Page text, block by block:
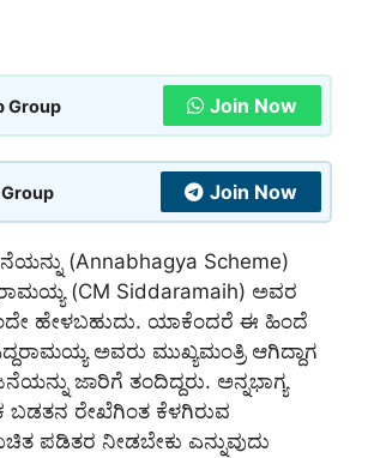
Group Join Now
Join Now
(Annabhagya Scheme)
(CM Siddaramaih) ಅವರ
ಹೇಳಬಹುದು. ಯಾಕೆಂದರೆ ಈ ಹಿಂದೆ
ಅವರು ಮುಖ್ಯಮಂತ್ರಿ ಆಗಿದ್ದಾಗ
ಜಾರಿಗೆ ತಂದಿದ್ದರು. ಅನ್ನಭಾಗ್ಯ
ರೇಖೆಗಿಂತ ಕೆಳಗಿರುವ
ಪಡಿತರ ನೀಡಬೇಕು ಎನ್ನುವುದು